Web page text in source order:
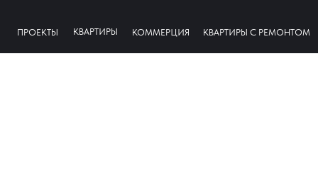
КВАРТИРЫ С РЕМОНТОМ
ПРОЕКТЫ КОММЕРЦИЯ
КВАРТИРЫ